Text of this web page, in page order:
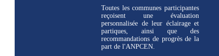
Toutes les communes participantes
reçoisent une évaluation
personnalisée de leur éclairage et
partiques, ainsi que des
recommandations de progrès de la
part de l'ANPCEN.